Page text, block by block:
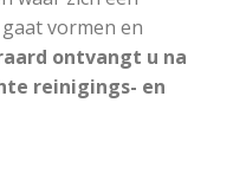
vormen en
ontvangt u na
reinigings- en